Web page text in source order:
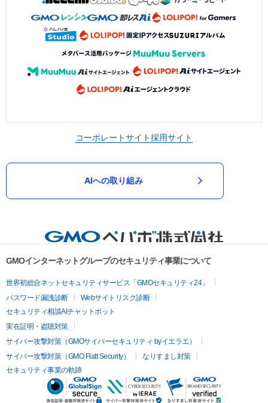
コーポレートサイト採用サイト
AIへの取り組み
GMOインターネットグループのセキュリティ事業について
世界初総合ネットセキュリティサービス「GMOセキュリティ24」
パスワード漏洩診断
Webサイトリスク診断
セキュリティ相談AIチャットボット
実在証明・盗聴対策
サイバー攻撃対策（GMOサイバーセキュリティ byイエラエ）
サイバー攻撃対策（GMO Flatt Security）
なりすまし対策
セキュリティ事業の軌跡